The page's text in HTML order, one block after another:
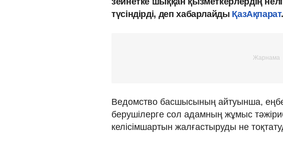
түсіндірді, деп хабарлайды ҚазАқпарат.
Ведомство басшысының айтуынша,
берушілерге сол адамның жұмыс
келісімшартын жалғастыруды не